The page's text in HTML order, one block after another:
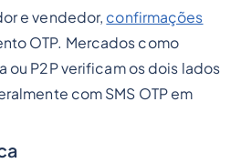
e vendedor, confirmações
OTP. Mercados como
ou P2P verificam os dois lados
com SMS OTP em